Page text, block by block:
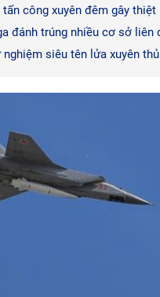
tấn công xuyên đêm gây
đánh trúng nhiều cơ sở
siêu tên lửa xuyên